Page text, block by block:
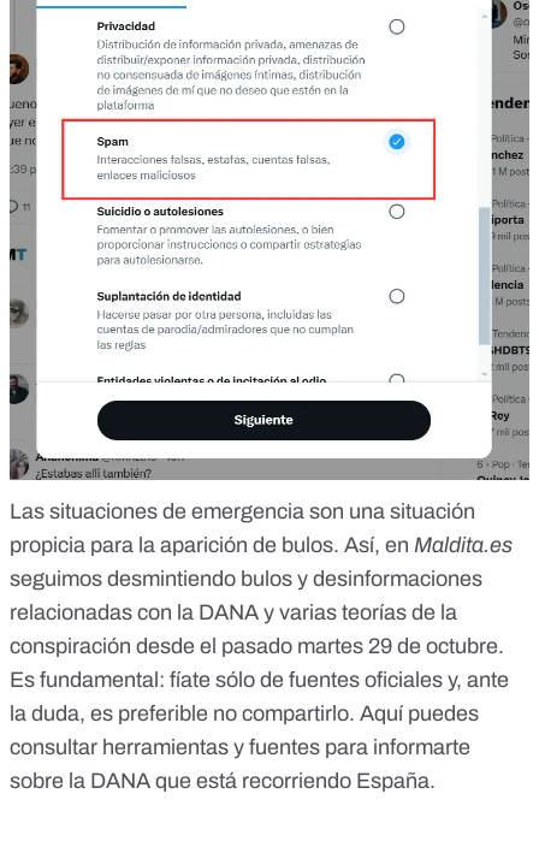
Las situaciones de emergencia son una situación
propicia para la aparición de bulos. Así, en Maldita.es
seguimos desmintiendo bulos y desinformaciones
relacionadas con la DANA y varias teorías de la
conspiración desde el pasado martes 29 de octubre.
Es fundamental: fíate sólo de fuentes oficiales y, ante
la duda, es preferible no compartirlo. Aquí puedes
consultar herramientas y fuentes para informarte
sobre la DANA que está recorriendo España.